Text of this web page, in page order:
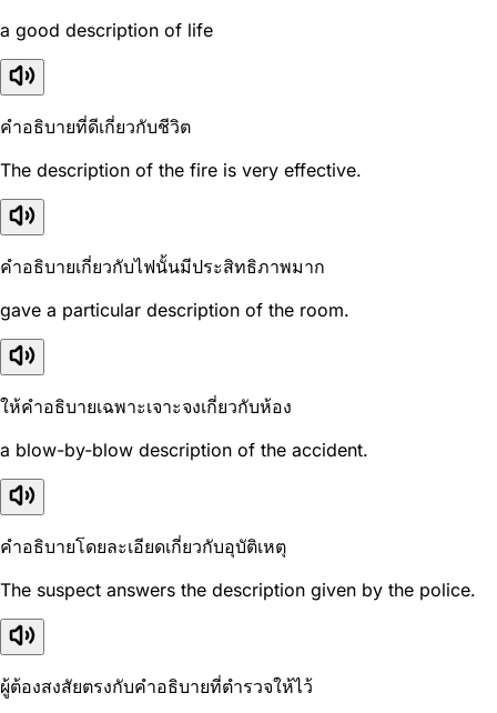
a good description of life
คำอธิบายที่ดีเกี่ยวกับชีวิต
The description of the fire is very effective.
คำอธิบายเกี่ยวกับไฟนั้นมีประสิทธิภาพมาก
gave a particular description of the room.
ให้คำอธิบายเฉพาะเจาะจงเกี่ยวกับห้อง
a blow-by-blow description of the accident.
คำอธิบายโดยละเอียดเกี่ยวกับอุบัติเหตุ
The suspect answers the description given by the police.
ผู้ต้องสงสัยตรงกับคำอธิบายที่ตำรวจให้ไว้